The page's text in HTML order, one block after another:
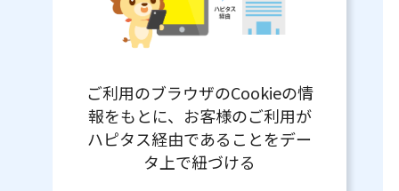
ご利用のブラウザのCookieの情
報をもとに、お客様のご利用が
ハピタス経由であることをデー
タ上で紐づける